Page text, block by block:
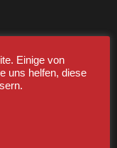
Strahl)
Einige von
uns helfen, diese